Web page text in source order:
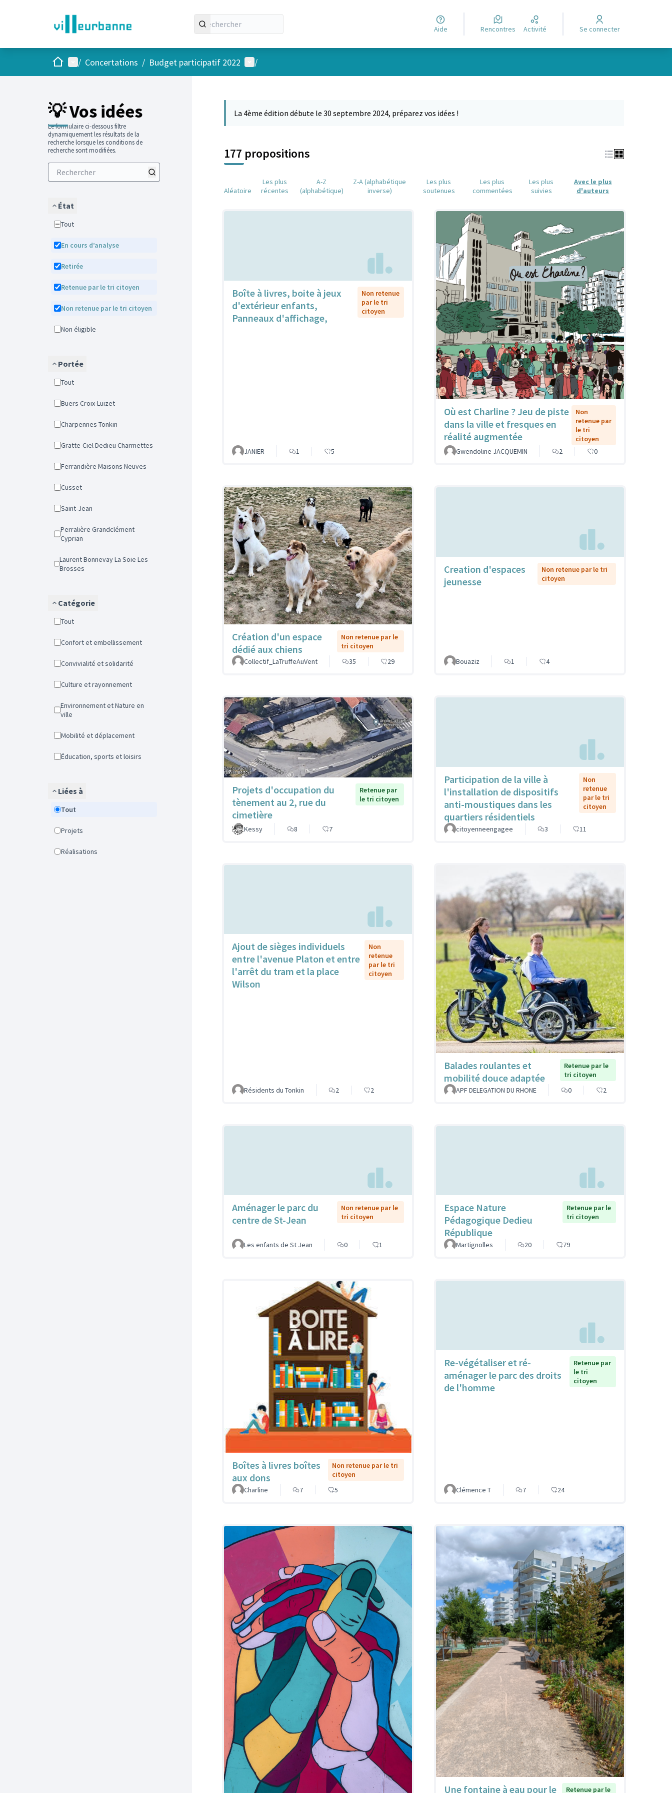
Aide Rencontres Activité Se connecter
AccueilMenu principal
/ Concertations / Budget participatif 2022 Menu utilisateur
/
💡 Vos idées
Le formulaire ci-dessous filtre
dynamiquement les résultats de la
recherche lorsque les conditions de
recherche sont modifiées.
État
Tout
En cours d’analyse
Retirée
Retenue par le tri citoyen
Non retenue par le tri citoyen
Non éligible
Portée
Tout
Buers Croix-Luizet
Charpennes Tonkin
Gratte-Ciel Dedieu Charmettes
Ferrandière Maisons Neuves
Cusset
Saint-Jean
Perralière Grandclément
Cyprian
Laurent Bonnevay La Soie Les
Brosses
Catégorie
Tout
Confort et embellissement
Convivialité et solidarité
Culture et rayonnement
Environnement et Nature en
ville
Mobilité et déplacement
Éducation, sports et loisirs
Liées à
Tout
Projets
Réalisations
La 4ème édition débute le 30 septembre 2024, préparez vos idées !
177 propositions
Aléatoire
Les plus
récentes
A-Z
(alphabétique)
Z-A (alphabétique
inverse)
Les plus
soutenues
Les plus
commentées
Les plus
suivies
Avec le plus
d'auteurs
Boîte à livres, boite à jeux
d'extérieur enfants,
Panneaux d'affichage,
Non retenue
par le tri
citoyen
JANIER 1 5
Où est Charline ? Jeu de piste
dans la ville et fresques en
réalité augmentée
Non
retenue par
le tri
citoyen
Gwendoline JACQUEMIN
2 0
Création d'un espace
dédié aux chiens
Non retenue par le
tri citoyen
Collectif_LaTruffeAuVent
35 29
Creation d'espaces
jeunesse
Non retenue par le tri
citoyen
Bouaziz 1 4
Projets d'occupation du
tènement au 2, rue du
cimetière
Retenue par
le tri citoyen
Kessy 8 7
Participation de la ville à
l'installation de dispositifs
anti-moustiques dans les
quartiers résidentiels
Non
retenue
par le tri
citoyen
citoyenneengagee 3 11
Ajout de sièges individuels
entre l'avenue Platon et entre
l'arrêt du tram et la place
Wilson
Non
retenue
par le tri
citoyen
Résidents du Tonkin 2 2
Balades roulantes et
mobilité douce adaptée
Retenue par le
tri citoyen
APF DELEGATION DU RHONE
0 2
Aménager le parc du
centre de St-Jean
Non retenue par le
tri citoyen
Les enfants de St Jean 0 1
Espace Nature
Pédagogique Dedieu
République
Retenue par le
tri citoyen
Martignolles 20 79
Boîtes à livres boîtes
aux dons
Non retenue par le tri
citoyen
Charline
7 5
Re-végétaliser et ré-
aménager le parc des droits
de l'homme
Retenue par
le tri
citoyen
Clémence T 7 24
Une fontaine à eau pour le Retenue par le